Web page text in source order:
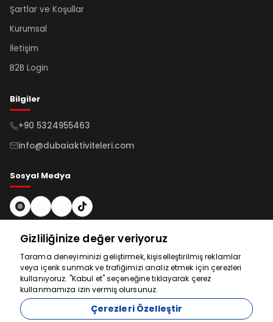
ÖNEMLİ NOTLAR
Abu Dhabi turlarında Camii Ziyareti Esnasında dikkat edilmesi
Şartlar ve Koşullar
Kurumsal
İletişim
B2B Login
Bilgiler
+90 5324955463
info@dubaiaktiviteleri.com
Sosyal Medya
Bültene Kayıt Ol
Abone Ol
Gizliliğinize değer veriyoruz
Tarama deneyiminizi geliştirmek, kişiselleştirilmiş reklamlar
veya içerik sunmak ve trafiğimizi analiz etmek için çerezleri
kullanıyoruz. "Kabul et" seçeneğine tıklayarak çerez
kullanmamıza izin vermiş olursunuz.
Çerezleri Özelleştir
Yardım için
buradayız